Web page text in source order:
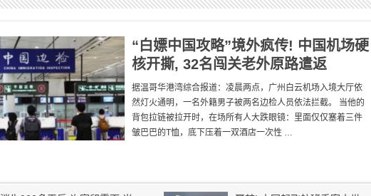
“白嫖中国攻略”境外疯传! 中国机场硬
核开撕, 32名闯关老外原路遣返
据温哥华港湾综合报道：凌晨两点，广州白云机场入境大厅依
然灯火通明，一名外籍男子被两名边检人员依法拦截。 当他的
背包拉链被拉开时，在场所有人大跌眼镜：里面仅仅塞着三件
皱巴巴的T恤，底下压着一双酒店一次性 …